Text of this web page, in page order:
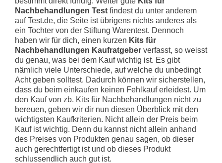
Nachbehandlungen Test findest du unter anderem
auf Test.de, die Seite ist übrigens nichts anderes als
ein Tochter von der Stiftung Warentest. Dennoch
haben wir für dich, einen kurzen Kits für
Nachbehandlungen Kaufratgeber verfasst, so weisst
du genau, was bei dem Kauf wichtig ist. Es gibt
nämlich viele Unterschiede, auf welche du unbedingt
Acht geben solltest. Dadurch können wir sicherstellen,
dass du beim einkaufen keinen Fehlkauf erleidest. Um
den Kauf von zb. Kits für Nachbehandlungen nicht zu
bereuen, geben wir dir nun diesen Überblick mit den
wichtigsten Kaufkriterien. Nicht allein der Preis beim
Kauf ist wichtig. Denn du kannst nicht allein anhand
des Preises von Produkten genau sagen, ob dieser
auch gerechtfertigt ist und ob dieses Produkt
schlussendlich auch gut ist.